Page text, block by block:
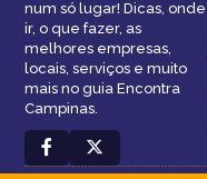
num só lugar! Dicas, onde
ir, o que fazer, as
melhores empresas,
locais, serviços e muito
mais no guia Encontra
Campinas.